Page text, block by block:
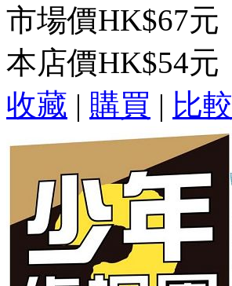
市場價HK$67元
本店價HK$54元
收藏 | 購買 | 比較